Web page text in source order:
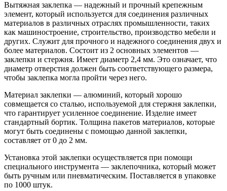
Вытяжная заклепка — надежный и прочный крепежным
элемент, который используется для соединения различных
материалов в различных отраслях промышленности, таких
как машиностроение, строительство, производство мебели и
других. Служит для прочного и надежного соединения двух и
более материалов. Состоит из 2 основных элементов —
заклепки и стержня. Имеет диаметр 2,4 мм. Это означает, что
диаметр отверстия должен быть соответствующего размера,
чтобы заклепка могла пройти через него.
Материал заклепки — алюминий, который хорошо
совмещается со сталью, используемой для стержня заклепки,
что гарантирует усиленное соединение. Изделие имеет
стандартный бортик. Толщина пакетов материалов, которые
могут быть соединены с помощью данной заклепки,
составляет от 0 до 2 мм.
Установка этой заклепки осуществляется при помощи
специального инструмента — заклепочника, который может
быть ручным или пневматическим. Поставляется в упаковке
по 1000 штук.